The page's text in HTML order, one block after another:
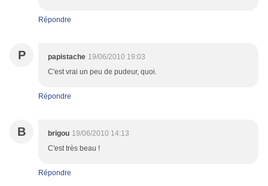
Répondre
P papistache 19/06/2010 19:03
C'est vrai un peu de pudeur, quoi.
Répondre
B brigou 19/06/2010 14:13
C'est très beau !
Répondre